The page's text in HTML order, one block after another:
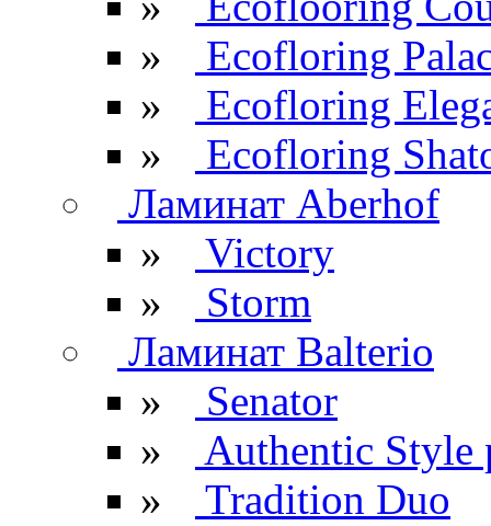
»
Ecofloring
»
Ecofloring
»
Ecofloring
Ламинат Aberhof
»
Victory
»
Storm
Ламинат Balterio
»
Senator
»
Authentic Style
»
Tradition Duo